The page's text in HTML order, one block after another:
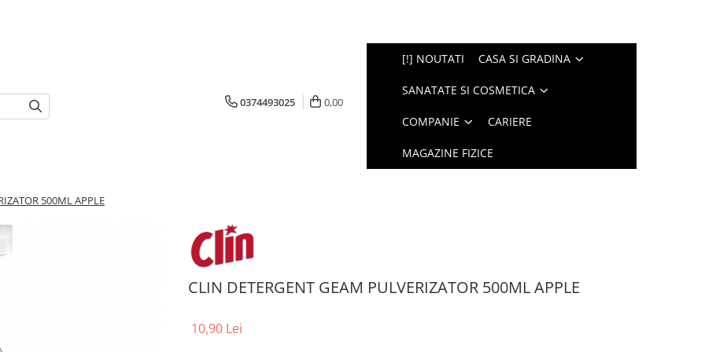
0374493025 0,00
[!] NOUTATI CASA SI GRADINA
SANATATE SI COSMETICA
COMPANIE CARIERE
MAGAZINE FIZICE
500ML APPLE
CLIN DETERGENT GEAM PULVERIZATOR 500ML APPLE
10,90 Lei